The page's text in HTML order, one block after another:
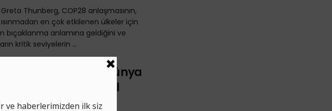
Thunberg, COP28 anlaşmasının,
en çok etkilenen ülkeler için
bıçaklanma anlamına geldiğini ve
kritik seviyelerin ...
New York’tan Dünya
Seslendi: “Fosil
Bizi Öldürüyor”